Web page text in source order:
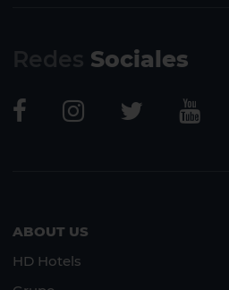
Sociales
ABOUT US
HD Hotels